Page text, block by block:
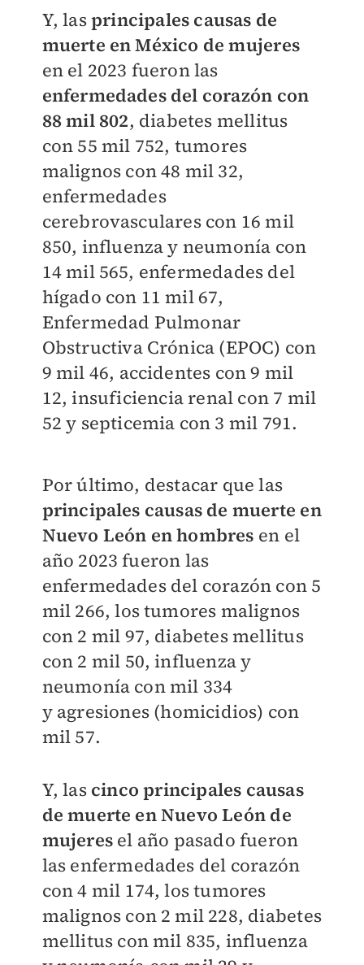
Y, lasprincipales causas de
muerte en México de mujeres
en el 2023 fueron las
enfermedades del corazón con
88 mil 802, diabetes mellitus
con 55 mil 752, tumores
malignos con 48 mil 32,
enfermedades
cerebrovasculares con 16 mil
850, influenza y neumonía con
14 mil 565, enfermedades del
hígado con 11 mil 67,
Enfermedad Pulmonar
Obstructiva Crónica (EPOC) con
9 mil 46, accidentes con 9 mil
12,insuficiencia renal con 7 mil
52 y septicemia con 3 mil 791.
Por último, destacar que las
principales causas de muerte en
Nuevo León en hombres en el
año 2023 fueron las
enfermedades del corazón con 5
mil 266, los tumores malignos
con 2 mil 97, diabetes mellitus
con 2 mil 50, influenza y
neumonía con mil 334
y agresiones (homicidios) con
mil 57.
Y, las cinco principales causas
de muerte en Nuevo León de
mujeres el año pasado fueron
las enfermedades del corazón
con 4 mil 174, los tumores
malignos con 2 mil 228, diabetes
mellitus con mil 835, influenza